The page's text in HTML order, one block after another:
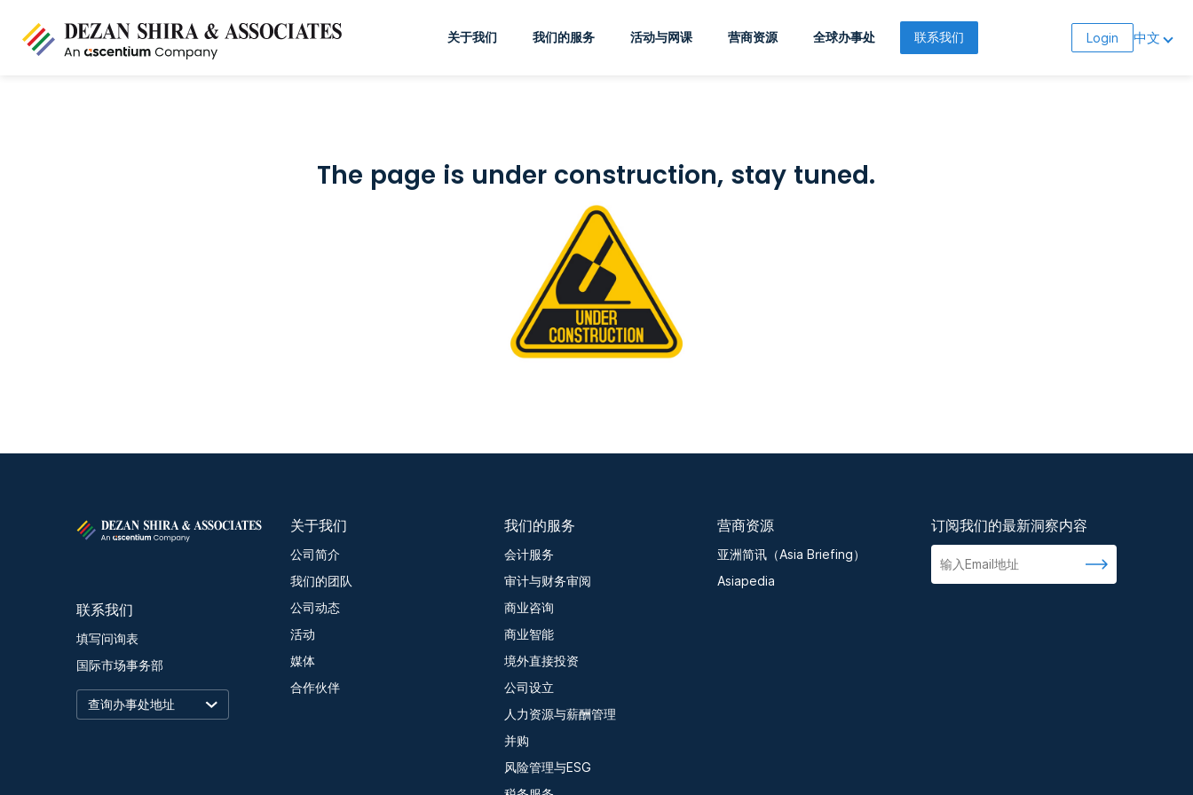
关于我们 我们的服务 活动与网课 营商资源 全球办事处 联系我们 Login 中文
The page is under construction, stay tuned.
联系我们
填写问询表
国际市场事务部
关于我们
公司简介
我们的团队
公司动态
活动
媒体
合作伙伴
我们的服务
会计服务
审计与财务审阅
商业咨询
商业智能
境外直接投资
公司设立
人力资源与薪酬管理
并购
风险管理与ESG
营商资源
亚洲简讯（Asia Briefing）
Asiapedia
订阅我们的最新洞察内容